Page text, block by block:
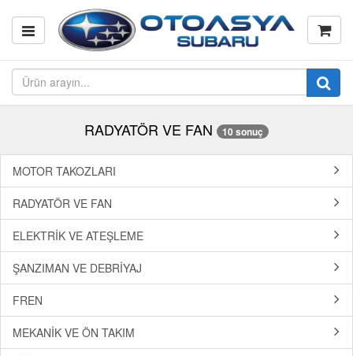
RADYATÖR VE FAN 10 sonuç
MOTOR TAKOZLARI
RADYATÖR VE FAN
ELEKTRİK VE ATEŞLEME
ŞANZIMAN VE DEBRİYAJ
FREN
MEKANİK VE ÖN TAKIM